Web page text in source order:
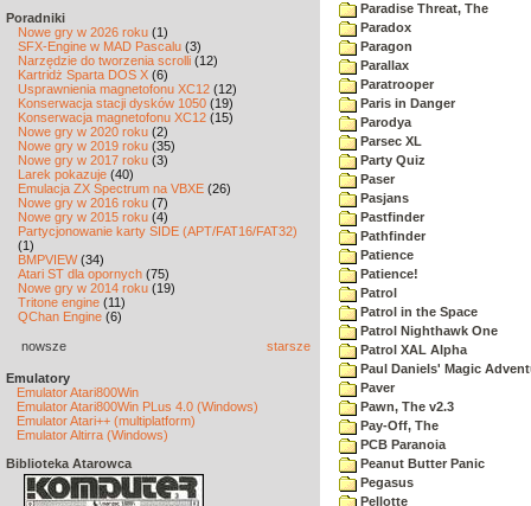
Poradniki
Nowe gry w 2026 roku (1)
SFX-Engine w MAD Pascalu (3)
Narzędzie do tworzenia scrolli (12)
Kartridż Sparta DOS X (6)
Usprawnienia magnetofonu XC12 (12)
Konserwacja stacji dysków 1050 (19)
Konserwacja magnetofonu XC12 (15)
Nowe gry w 2020 roku (2)
Nowe gry w 2019 roku (35)
Nowe gry w 2017 roku (3)
Larek pokazuje (40)
Emulacja ZX Spectrum na VBXE (26)
Nowe gry w 2016 roku (7)
Nowe gry w 2015 roku (4)
Partycjonowanie karty SIDE (APT/FAT16/FAT32)
(1)
BMPVIEW(34)
Atari ST dla opornych (75)
Nowe gry w 2014 roku (19)
Tritone engine (11)
QChan Engine (6)
nowsze starsze
Emulatory
Emulator Atari800Win
Emulator Atari800Win PLus 4.0 (Windows)
Emulator Atari++ (multiplatform)
Emulator Altirra (Windows)
Biblioteka Atarowca
Paradise Threat, The
Paradox
Paragon
Parallax
Paratrooper
Paris in Danger
Parodya
Parsec XL
Party Quiz
Paser
Pasjans
Pastfinder
Pathfinder
Patience
Patience!
Patrol
Patrol in the Space
Patrol Nighthawk One
Patrol XAL Alpha
Paul Daniels' Magic
Paver
Pawn, The v2.3
Pay-Off, The
PCB Paranoia
Peanut Butter Panic
Pegasus
Pellotte